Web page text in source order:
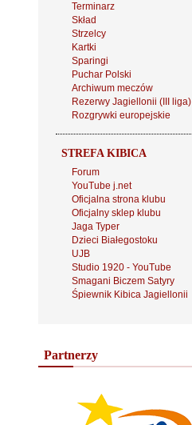
Terminarz
Skład
Strzelcy
Kartki
Sparingi
Puchar Polski
Archiwum meczów
Rezerwy Jagiellonii (III liga)
Rozgrywki europejskie
STREFA KIBICA
Forum
YouTube j.net
Oficjalna strona klubu
Oficjalny sklep klubu
Jaga Typer
Dzieci Białegostoku
UJB
Studio 1920 - YouTube
Smagani Biczem Satyry
Śpiewnik Kibica Jagiellonii
Partnerzy